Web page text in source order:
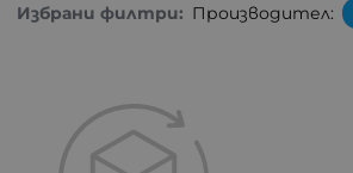
Избрани филтри: Производител: